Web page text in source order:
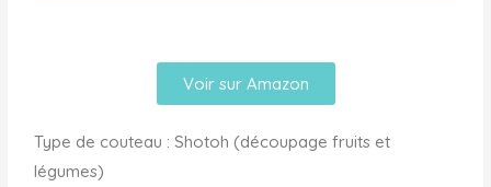
Voir sur Amazon
Type de couteau : Shotoh (découpage fruits et
légumes)